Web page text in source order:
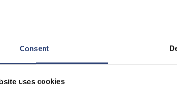
Consent
uses cookies